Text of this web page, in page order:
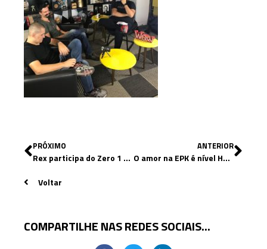
PRÓXIMO
Rex participa do Zero 1 na Globo
ANTERIOR
O amor na EPK é nível HARD
Voltar
COMPARTILHE NAS REDES SOCIAIS...